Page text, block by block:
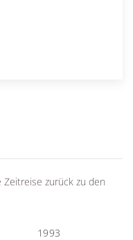
zurück zu den
1993